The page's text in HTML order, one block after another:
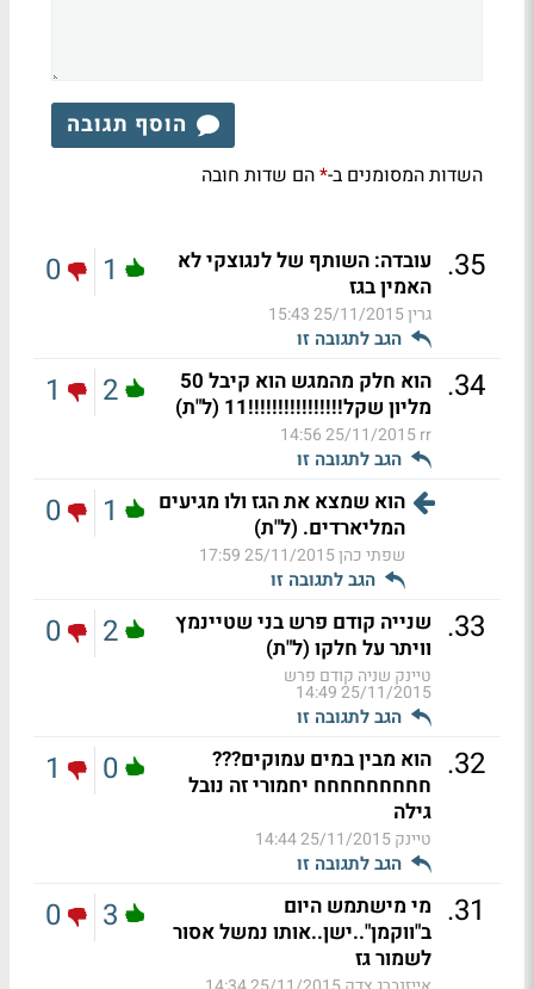
הוסף תגובה
השדות המסומנים ב-*הם שדות חובה
35
. עובדה: השותף של לנגוצקי לא
האמין בגז
גרין25/11/2015 15:43
הגב לתגובה זו
1
0
34
.
הוא חלק מהמגש הוא קיבל 50
מליון שקל!!!!!!!!!!!!!!!!11 (ל"ת)
rr
25/11/2015 14:56
הגב לתגובה זו
2
1
הוא שמצא את הגז ולו מגיעים
המליארדים. (ל"ת)
שפתי כהן25/11/2015 17:59
הגב לתגובה זו
1
0
33
. שנייה קודם פרש בני שטיינמץ
וויתר על חלקו (ל"ת)
טיינק שניה קודם פרש
25/11/2015 14:49
הגב לתגובה זו
2
0
32
. הוא מבין במים עמוקים???
חחחחחחחחח יחמורי זה נובל
גילה
טיינק25/11/2015 14:44
הגב לתגובה זו
0
1
31
. מי מישתמש היום
ב"ווקמן"..ישן..אותו נמשל אסור
לשמור גז
3
0